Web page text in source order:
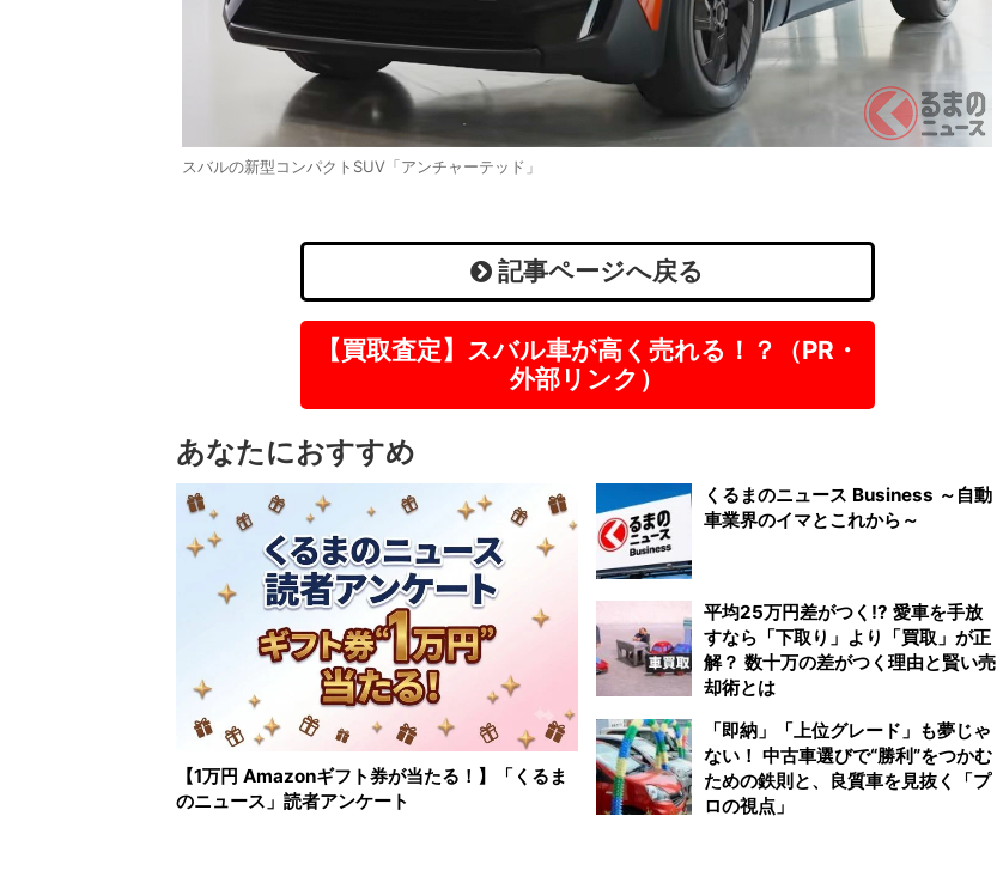
スバルの新型コンパクトSUV「アンチャーテッド」
記事ページへ戻る
【買取査定】スバル車が高く売れる！？（PR・
外部リンク）
あなたにおすすめ
【1万円 Amazonギフト券が当たる！】「くるま
のニュース」読者アンケート
くるまのニュース Business ～自動
車業界のイマとこれから～
平均25万円差がつく!? 愛車を手放
すなら「下取り」より「買取」が正
解？ 数十万の差がつく理由と賢い売
却術とは
「即納」「上位グレード」も夢じゃ
ない！ 中古車選びで“勝利”をつかむ
ための鉄則と、良質車を見抜く「プ
ロの視点」